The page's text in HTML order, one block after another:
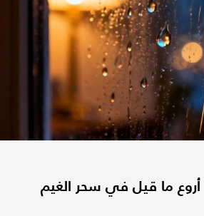
ما قيل في سحر الغيم